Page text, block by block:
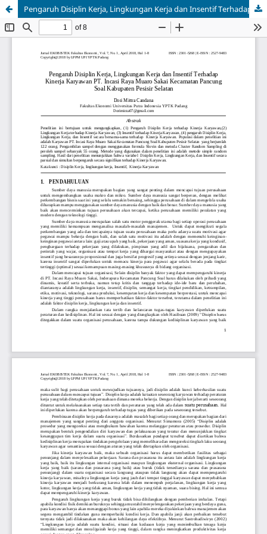
Pengaruh Disiplin Kerja, Lingkungan Kerja dan Insentif Terhadap Kinerja Karyawan PT. Incasi Raya Muaro Sakai Kecamatan Pancung Soal Kabupaten Pesisir Selatan